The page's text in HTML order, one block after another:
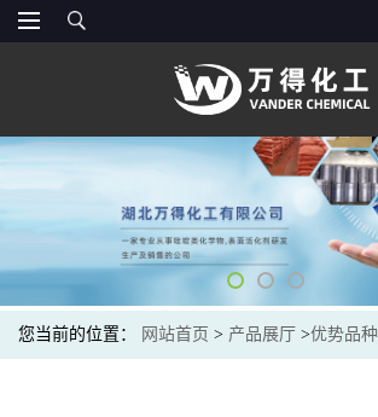
您当前的位置： 网站首页 > 产品展厅 >优势品种